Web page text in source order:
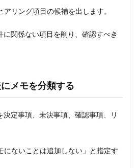
リング項目の候補を出します。
に関係ない項目を削り、確認すべき
メモを分類する
定事項、未決事項、確認事項、リ
にないことは追加しない」と指定す